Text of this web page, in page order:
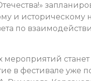
и историческому
по
станет
в фестивале уже